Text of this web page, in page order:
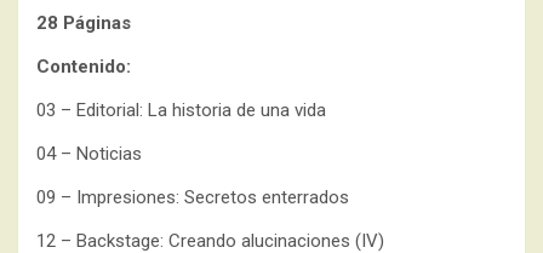
28 Páginas
Contenido:
03 – Editorial: La historia de una vida
04 – Noticias
09 – Impresiones: Secretos enterrados
12 – Backstage: Creando alucinaciones (IV)